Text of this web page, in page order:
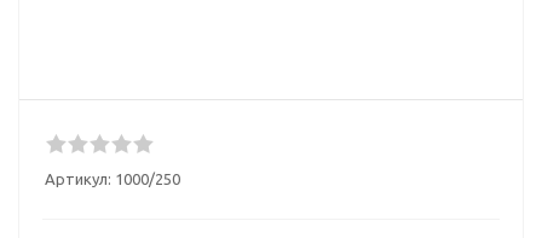
Артикул: 1000/250